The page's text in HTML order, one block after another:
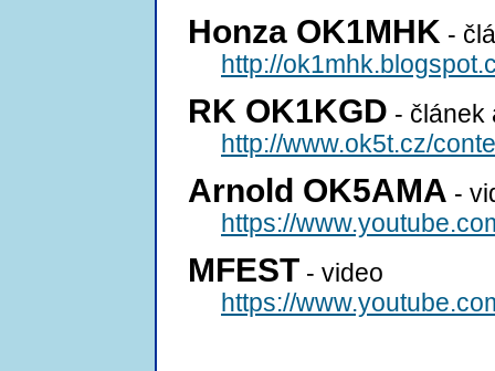
Honza OK1MHK -
http://
RK OK1KGD - článek
http://www.ok5t.cz/
Arnold OK5AMA -
https://
MFEST - video
https://